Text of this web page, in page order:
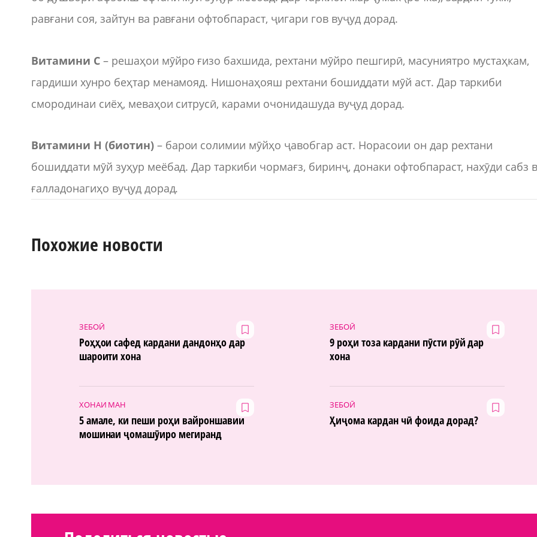
равғани соя, зайтун ва равғани офтобпараст, ҷигари гов вуҷуд дорад.
Витамини С– решаҳои мӯйро ғизо бахшида, рехтани мӯйро пешгирӣ, масуниятро мустаҳкам,
гардиши хунро беҳтар менамояд. Нишонаҳояш рехтани бошиддати мӯй аст. Дар таркиби
смородинаи сиёҳ, меваҳои ситрусӣ, карами очонидашуда вуҷуд дорад.
Витамини Н (биотин)– барои солимии мӯйҳо ҷавобгар аст. Норасоии он дар рехтани
бошиддати мӯй зуҳур меёбад. Дар таркиби чормағз, биринҷ, донаки офтобпараст, нахӯди сабз
ғалладонагиҳо вуҷуд дорад.
Похожие новости
ЗЕБОӢ
Роҳҳои сафед кардани дандонҳо дар
шароити хона
ЗЕБОӢ
9 роҳи тоза кардани пӯсти рӯй дар
хона
ХОНАИ МАН
5 амале, ки пеши роҳи вайроншавии
мошинаи ҷомашӯиро мегиранд
ЗЕБОӢ
Ҳиҷома кардан чӣ фоида дорад?